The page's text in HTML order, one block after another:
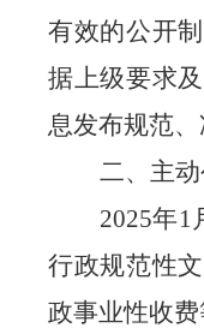
有效的公开
据上级要求
息发布规范、
二、主
2025年1
行政规范性
政事业性收费